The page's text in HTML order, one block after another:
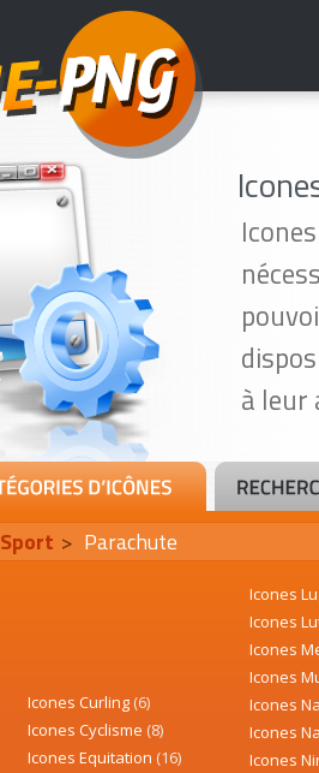
à leur
Sport > Parachute
Icones Curling (6)
Icones Cyclisme (8)
Icones Equitation (16)
Icones
Icones
Icones
Icones
Icones
Icones
Icones